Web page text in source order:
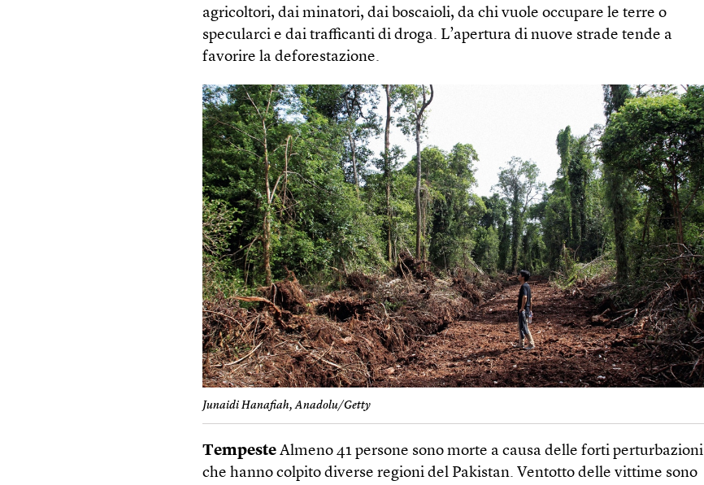
agricoltori, dai minatori, dai boscaioli, da chi vuole occupare le terre o
specularci e dai trafficanti di droga. L’apertura di nuove strade tende a
favorire la deforestazione.
Junaidi Hanafiah, Anadolu/Getty
Tempeste Almeno 41 persone sono morte a causa delle forti perturbazioni
che hanno colpito diverse regioni del Pakistan. Ventotto delle vittime sono